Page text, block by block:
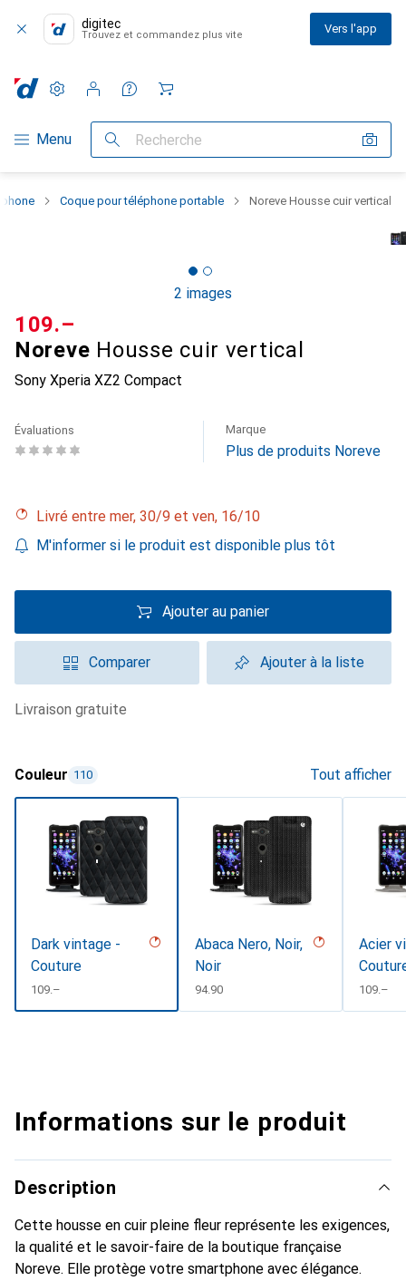
digitec
Trouvez et commandez plus vite Vers l'app
Navigation par catégorie
Menu Recherche
Paramètres
Compte client
Listes de comparaison
Listes d'envies
Panier
Coque pour téléphone portable Noreve Housse cuir vertical
2 images
Noreve Housse cuir vertical
Sony Xperia XZ2 Compact
CHF
109.–
Évaluations Marque
Plus de produits Noreve
Livré entre mer, 30/9 et ven, 16/10
M'informer si le produit est disponible plus tôt
Ajouter au panier
Comparer Ajouter à la liste
livraison gratuite
Couleur 110 Tout afficher
Dark vintage -
Couture
CHF
109.–
Abaca Nero, Noir,
Noir
CHF
94.90
Acier
CHF
109.–
Informations sur le produit
Description
Cette housse en cuir pleine fleur représente les exigences,
la qualité et le savoir-faire de la boutique française
Noreve. Elle protège votre smartphone avec élégance.